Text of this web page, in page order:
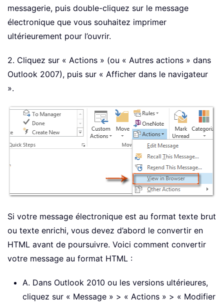
messagerie, puis double-cliquez sur le message
électronique que vous souhaitez imprimer
ultérieurement pour l’ouvrir.
2. Cliquez sur « Actions » (ou « Autres actions » dans
Outlook 2007), puis sur « Afficher dans le navigateur
».
Si votre message électronique est au format texte brut
ou texte enrichi, vous devez d’abord le convertir en
HTML avant de poursuivre. Voici comment convertir
votre message au format HTML :
A. Dans Outlook 2010 ou les versions ultérieures,
cliquez sur « Message » > « Actions » > « Modifier